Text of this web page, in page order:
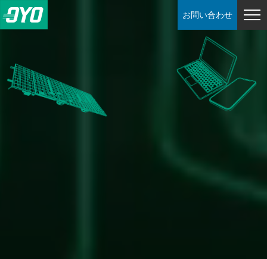
お問い合わせ